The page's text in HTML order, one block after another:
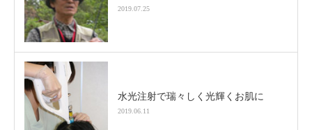
2019.07.25
水光注射で瑞々しく光輝くお肌に
2019.06.11